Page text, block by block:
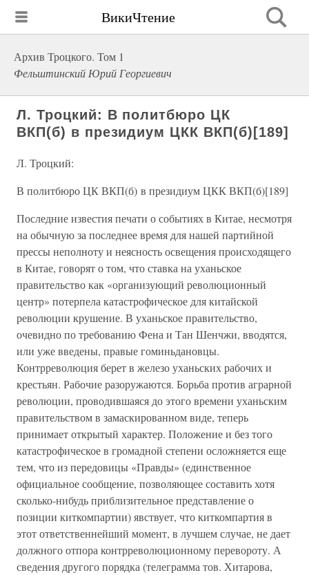
ВикиЧтение
Архив Троцкого. Том 1
Фельштинский Юрий Георгиевич
Л. Троцкий: В политбюро ЦК
ВКП(б) в президиум ЦКК ВКП(б)[189]
Л. Троцкий:
В политбюро ЦК ВКП(б) в президиум ЦКК ВКП(б)[189]
Последние известия печати о событиях в Китае, несмотря
на обычную за последнее время для нашей партийной
прессы неполноту и неясность освещения происходящего
в Китае, говорят о том, что ставка на уханьское
правительство как «организующий революционный
центр» потерпела катастрофическое для китайской
революции крушение. В уханьское правительство,
очевидно по требованию Фена и Тан Шенчжи, вводятся,
или уже введены, правые гоминьдановцы.
Контрреволюция берет в железо уханьских рабочих и
крестьян. Рабочие разоружаются. Борьба против аграрной
революции, проводившаяся до этого времени уханьским
правительством в замаскированном виде, теперь
принимает открытый характер. Положение и без того
катастрофическое в громадной степени осложняется еще
тем, что из передовицы «Правды» (единственное
официальное сообщение, позволяющее составить хотя
сколько-нибудь приблизительное представление о
позиции киткомпартии) явствует, что киткомпартия в
этот ответственнейший момент, в лучшем случае, не дает
должного отпора контрреволюционному перевороту. А
сведения другого порядка (телеграмма тов. Хитарова,